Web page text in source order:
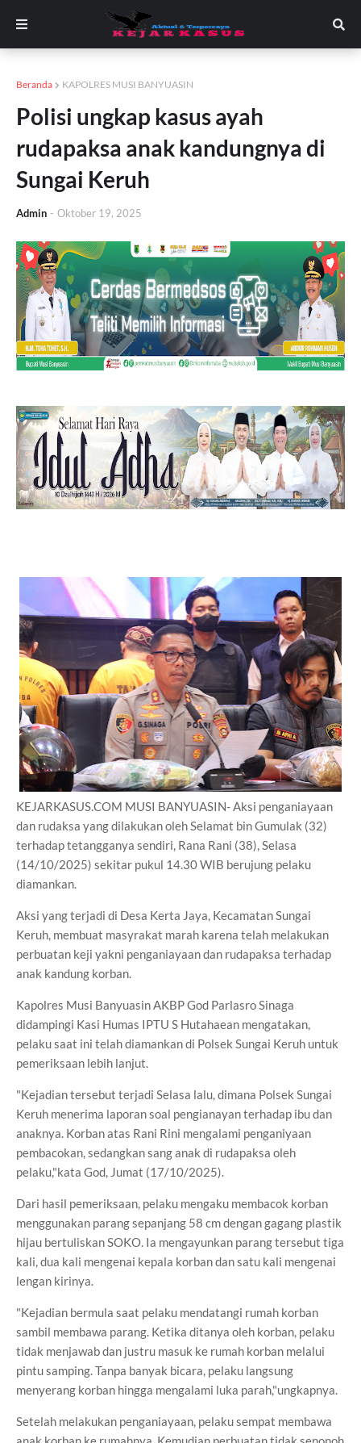
Beranda KAPOLRES MUSI BANYUASIN
Polisi ungkap kasus ayah
rudapaksa anak kandungnya di
Sungai Keruh
Admin - Oktober 19, 2025
KEJARKASUS.COM MUSI BANYUASIN- Aksi penganiayaan
dan rudaksa yang dilakukan oleh Selamat bin Gumulak (32)
terhadap tetangganya sendiri, Rana Rani (38), Selasa
(14/10/2025) sekitar pukul 14.30 WIB berujung pelaku
diamankan.
Aksi yang terjadi di Desa Kerta Jaya, Kecamatan Sungai
Keruh, membuat masyrakat marah karena telah melakukan
perbuatan keji yakni penganiayaan dan rudapaksa terhadap
anak kandung korban.
Kapolres Musi Banyuasin AKBP God Parlasro Sinaga
didampingi Kasi Humas IPTU S Hutahaean mengatakan,
pelaku saat ini telah diamankan di Polsek Sungai Keruh untuk
pemeriksaan lebih lanjut.
"Kejadian tersebut terjadi Selasa lalu, dimana Polsek Sungai
Keruh menerima laporan soal pengianayan terhadap ibu dan
anaknya. Korban atas Rani Rini mengalami penganiyaan
pembacokan, sedangkan sang anak di rudapaksa oleh
pelaku,"kata God, Jumat (17/10/2025).
Dari hasil pemeriksaan, pelaku mengaku membacok korban
menggunakan parang sepanjang 58 cm dengan gagang plastik
hijau bertuliskan SOKO. Ia mengayunkan parang tersebut tiga
kali, dua kali mengenai kepala korban dan satu kali mengenai
lengan kirinya.
"Kejadian bermula saat pelaku mendatangi rumah korban
sambil membawa parang. Ketika ditanya oleh korban, pelaku
tidak menjawab dan justru masuk ke rumah korban melalui
pintu samping. Tanpa banyak bicara, pelaku langsung
menyerang korban hingga mengalami luka parah,"ungkapnya.
Setelah melakukan penganiayaan, pelaku sempat membawa